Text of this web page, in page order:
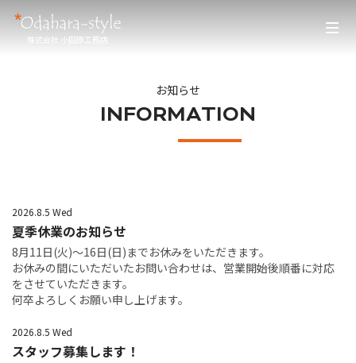
株式会社 小田原工務店
お知らせ
INFORMATION
2026.8.5 Wed
夏季休業のお知らせ
8月11日(火)～16日(日)までお休みをいただきます。
お休みの間にいただいたお問い合わせは、営業開始後順番に対応
をさせていただきます。
何卒よろしくお願い申し上げます。
2026.8.5 Wed
スタッフ募集します！